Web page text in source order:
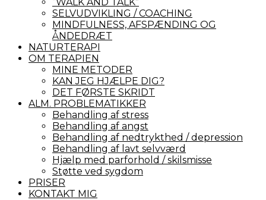
SELVUDVIKLING / COACHING
MINDFULNESS, AFSPÆNDING OG
ÅNDEDRÆT
NATURTERAPI
OM TERAPIEN
MINE METODER
KAN JEG HJÆLPE DIG?
DET FØRSTE SKRIDT
ALM. PROBLEMATIKKER
Behandling af stress
Behandling af angst
Behandling af nedtrykthed / depression
Behandling af lavt selvværd
Hjælp med parforhold / skilsmisse
Støtte ved sygdom
PRISER
KONTAKT MIG